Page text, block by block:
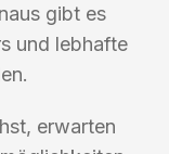
gibt es
und lebhafte
erwarten